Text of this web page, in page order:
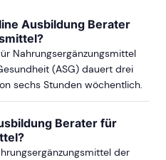
Ausbildung Berater
Nahrungsergänzungsmittel
(ASG) dauert drei
sechs Stunden wöchentlich.
Berater für
der